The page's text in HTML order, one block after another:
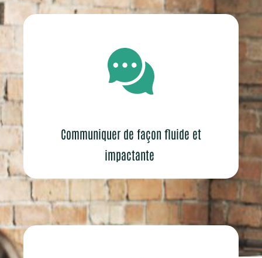
Communiquer de façon fluide et
impactante